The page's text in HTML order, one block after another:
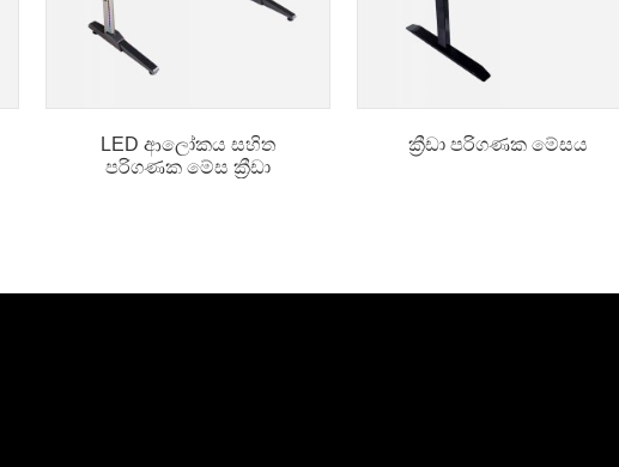
LED ආලෝකය සහිත
පරිගණක මේස ක්‍රීඩා
ක්‍රීඩා පරිගණක මේසය